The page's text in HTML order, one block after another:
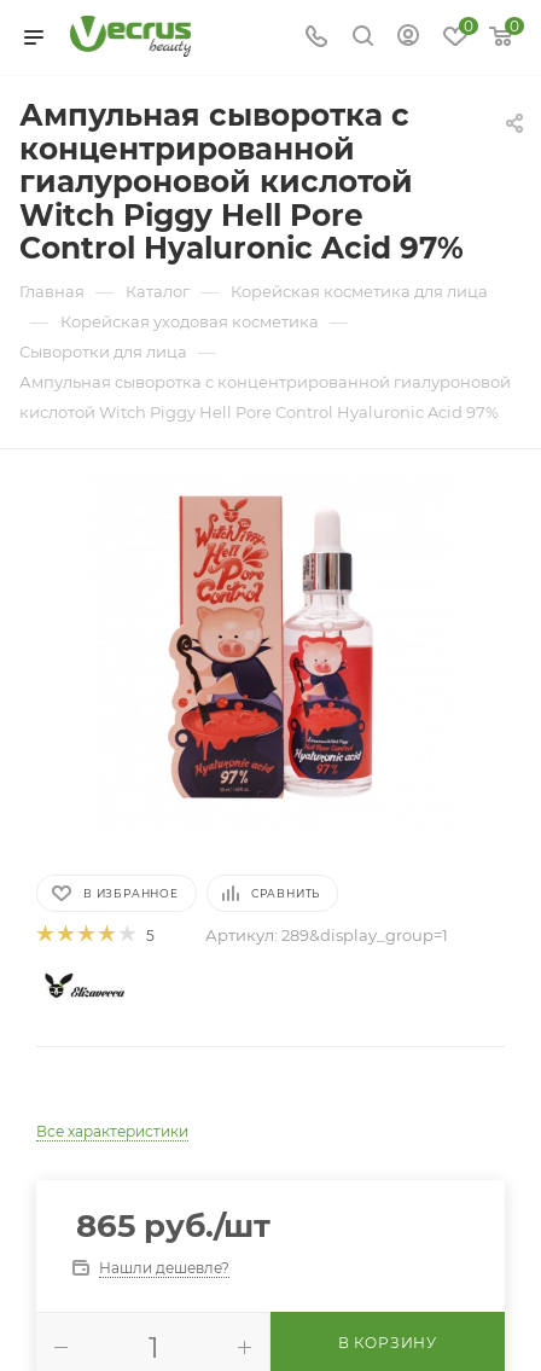
0 0
Ампульная сыворотка с
концентрированной
гиалуроновой кислотой
Witch Piggy Hell Pore
Control Hyaluronic Acid 97%
Главная — Каталог — Корейская косметика для лица
— Корейская уходовая косметика —
Сыворотки для лица —
Ампульная сыворотка с концентрированной гиалуроновой
кислотой Witch Piggy Hell Pore Control Hyaluronic Acid 97%
В ИЗБРАННОЕ СРАВНИТЬ
5 Артикул: 289&display_group=1
Все характеристики
865 руб./шт
Нашли дешевле?
В КОРЗИНУ